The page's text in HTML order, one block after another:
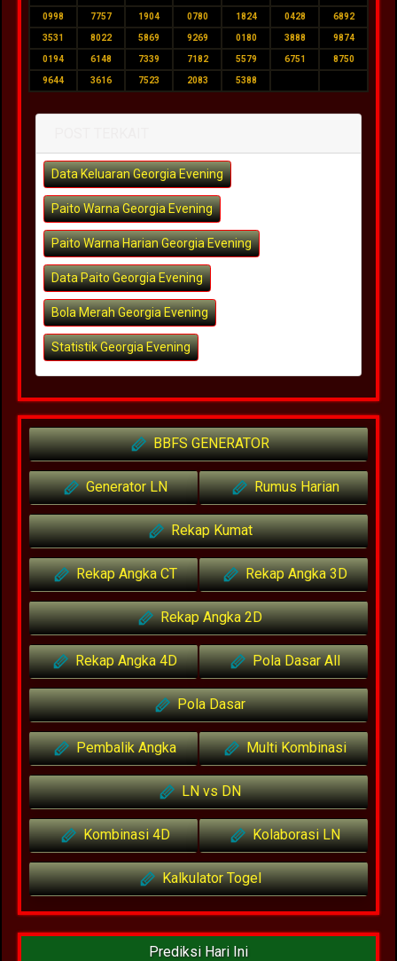
0998 7757 1904 0780 1824 0428 6892
3531 8022 5869 9269 0180 3888 9874
0194 6148 7339 7182 5579 6751 8750
9644 3616 7523 2083 5388
Data Keluaran Georgia Evening
Paito Warna Georgia Evening
Paito Warna Harian Georgia Evening
Data Paito Georgia Evening
Bola Merah Georgia Evening
Statistik Georgia Evening
BBFS GENERATOR
Generator LN Rumus Harian
Rekap Kumat
Rekap Angka CT Rekap Angka 3D
Rekap Angka 2D
Rekap Angka 4D Pola Dasar All
Pola Dasar
Pembalik Angka Multi Kombinasi
LN vs DN
Kombinasi 4D Kolaborasi LN
Kalkulator Togel
Prediksi Hari Ini